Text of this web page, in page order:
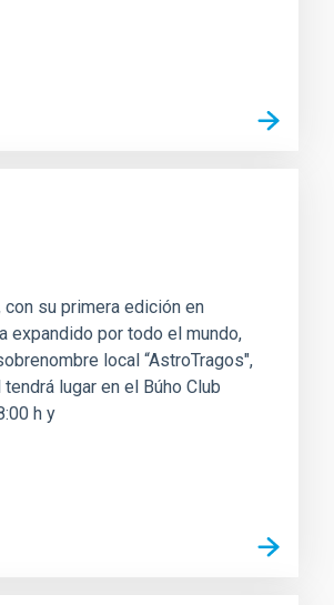
con su primera edición en
expandido por todo el mundo,
local “AstroTragos",
lugar en el Búho Club
h y